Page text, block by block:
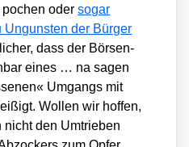
pochen odersogar
Unguns­ten der Bür­ger
dass der Bör­sen­
eines … na sagen
Umgangs mit
Wol­len wir hof­fen,
den Umtrie­ben